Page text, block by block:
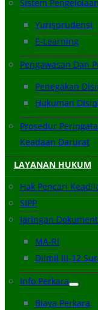
Sistem
Yurisprudensi
E-Learning
Pengawasan Dan
Penegakan
Hukuman
Prosedur
Keadaan Darurat
LAYANAN HUKUM
Hak Pencari
SIPP
Jaringan
MA-RI
Dilmil III-12
Info Perkara
Biaya Perkara